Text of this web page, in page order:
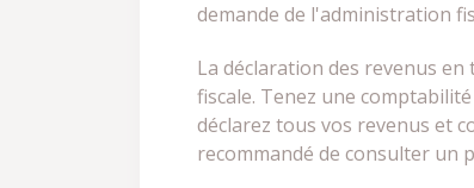
demande de l'administration
La déclaration des revenus
fiscale. Tenez une
déclarez tous vos revenus et
recommandé de consulter un